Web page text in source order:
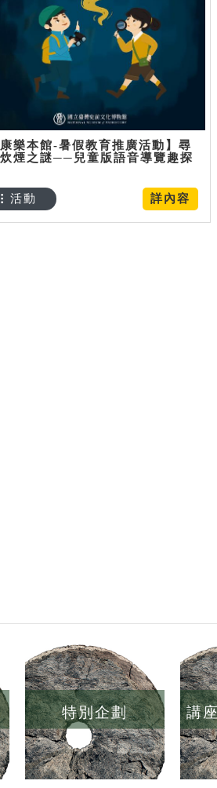
康樂本館-暑假教育推廣活動】尋
煙之謎──兒童版語音導覽趣探
詳內容
活動
特別企劃 講